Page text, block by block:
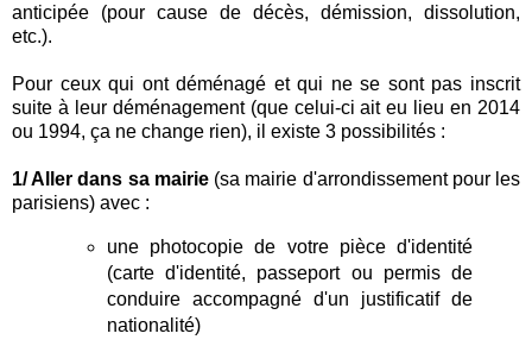
anticipée (pour cause de décès, démission, dissolution,
etc.).
Pour ceux qui ont déménagé et qui ne se sont pas inscrit
suite à leur déménagement (que celui-ci ait eu lieu en 2014
ou 1994, ça ne change rien), il existe 3 possibilités :
1/ Aller dans sa mairie(sa mairie d'arrondissement pour les
parisiens) avec :
une photocopie de votre pièce d'identité
(carte d'identité, passeport ou permis de
conduire accompagné d'un justificatif de
nationalité)